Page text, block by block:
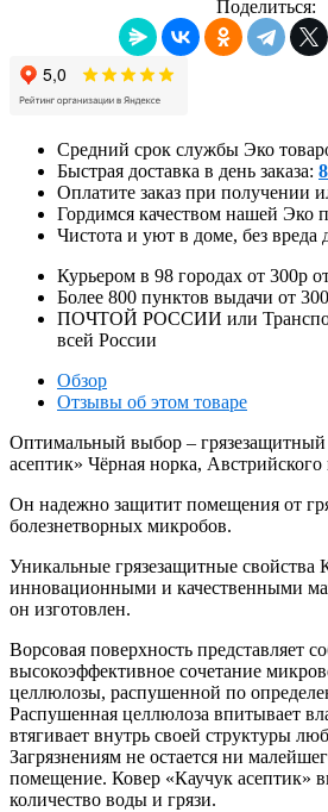
Поделиться:
Средний срок службы Эко
Быстрая доставка в день заказа:
Оплатите заказ при получении
Гордимся качеством нашей Эко
Чистота и уют в доме, без вреда
Курьером в 98 городах от 300р
Более 800 пунктов выдачи от
ПОЧТОЙ РОССИИ или
всей России
Обзор
Отзывы об этом товаре
Оптимальный выбор –
асептик» Чёрная норка, Австрийского
Он надежно защитит помещения от
болезнетворных микробов.
Уникальные грязезащитные свойства
инновационными и качественными
он изготовлен.
Ворсовая поверхность представляет
высокоэффективное сочетание
целлюлозы, распушенной по
Распушенная целлюлоза впитывает
втягивает внутрь своей структуры
Загрязнениям не остается ни
помещение. Ковер «Каучук асептик»
количество воды и грязи.